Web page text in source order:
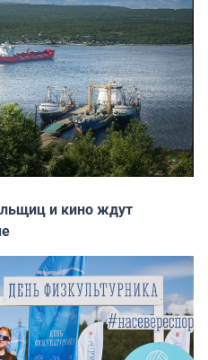
и кино ждут